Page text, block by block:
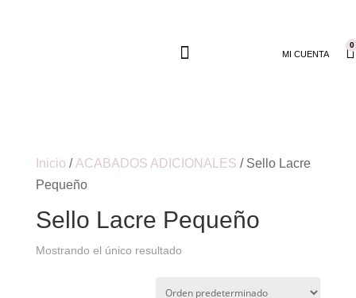
MI CUENTA
0
Inicio / ACABADOS ADICIONALES / Sello Lacre
Pequeño
Sello Lacre Pequeño
Mostrando el único resultado